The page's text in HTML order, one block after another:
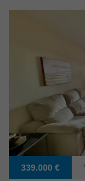
339.000 €